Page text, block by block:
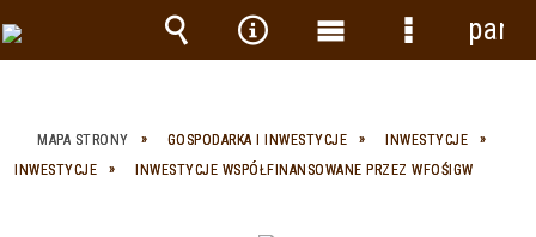
MAPA STRONY GOSPODARKA I INWESTYCJE
INWESTYCJE
INWESTYCJE
INWESTYCJE WSPÓŁFINANSOWANE PRZEZ WFOŚIGW
Wyszukiwarka
Narzędzia
Menu Menu
panel